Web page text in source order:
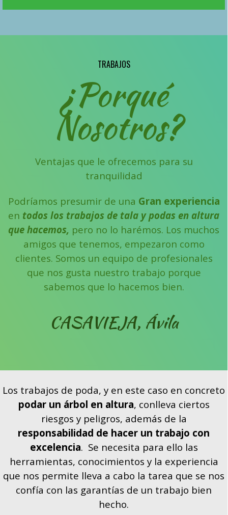
TRABAJOS
¿Porqué
Nosotros?
Ventajas que le ofrecemos para su
tranquilidad
Podríamos presumir de una Gran experiencia
en todos los trabajos de tala y podas en altura
que hacemos, pero no lo harémos. Los muchos
amigos que tenemos, empezaron como
clientes. Somos un equipo de profesionales
que nos gusta nuestro trabajo porque
sabemos que lo hacemos bien.
CASAVIEJA, Ávila
TALAS Y PODA S DE ARBOLES EN
ALTURA.
Somos Profesionales
ALTURA
Podas y talas
Los trabajos de poda, y en este caso en concreto
podar un árbol en altura, conlleva ciertos
riesgos y peligros, además de la
responsabilidad de hacer un trabajo con
excelencia. Se necesita para ello las
herramientas, conocimientos y la experiencia
que nos permite lleva a cabo la tarea que se nos
confía con las garantías de un trabajo bien
hecho.